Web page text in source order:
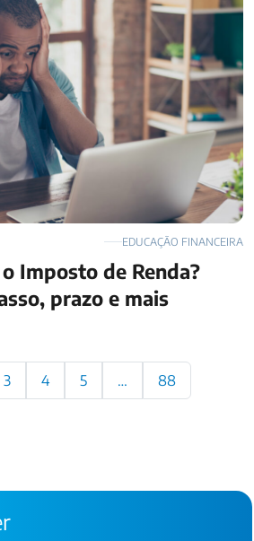
EDUCAÇÃO FINANCEIRA
Imposto de Renda?
prazo e mais
Paginação
de
3 4 5 … 88